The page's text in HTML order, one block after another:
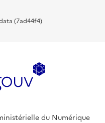
(7ad44f4)
du Numérique